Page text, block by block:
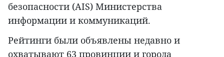
безопасности (AIS) Министерства
информации и коммуникаций.
Рейтинги были объявлены недавно и
охватывают 63 провинции и города